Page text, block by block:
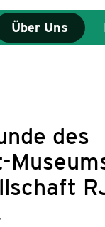
Über Uns
des